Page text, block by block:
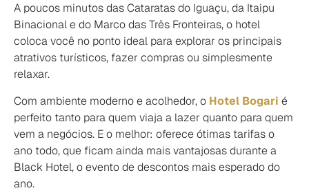
A poucos minutos das Cataratas do Iguaçu, da Itaipu
Binacional e do Marco das Três Fronteiras, o hotel
coloca você no ponto ideal para explorar os principais
atrativos turísticos, fazer compras ou simplesmente
relaxar.
Com ambiente moderno e acolhedor, o Hotel Bogari é
perfeito tanto para quem viaja a lazer quanto para quem
vem a negócios. E o melhor: oferece ótimas tarifas o
ano todo, que ficam ainda mais vantajosas durante a
Black Hotel, o evento de descontos mais esperado do
ano.